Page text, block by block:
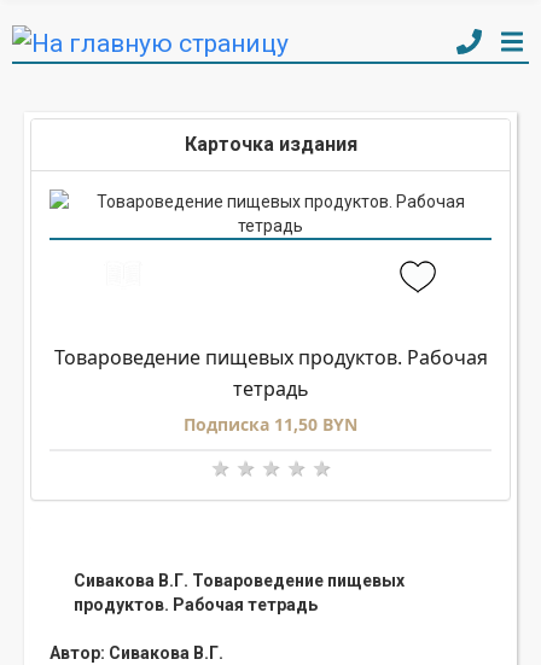
Карточка издания
Товароведение пищевых продуктов. Рабочая
тетрадь
Подписка 11,50 BYN
Сивакова В.Г. Товароведение пищевых
продуктов. Рабочая тетрадь
Автор: Сивакова В.Г.